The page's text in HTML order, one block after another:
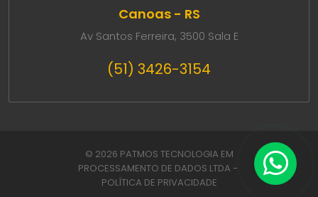
Canoas - RS
Av Santos Ferreira, 3500 Sala E
(51) 3426-3154
© 2026 PATMOS TECNOLOGIA EM
PROCESSAMENTO DE DADOS LTDA -
POLÍTICA DE PRIVACIDADE